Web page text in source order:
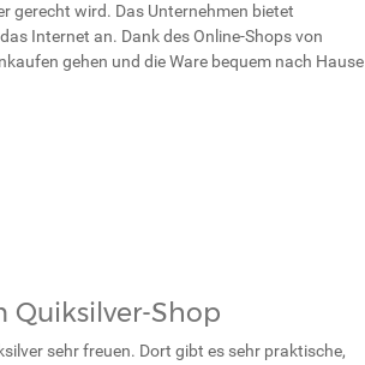
gerecht wird. Das Unternehmen bietet
Internet an. Dank des Online-Shops von
gehen und die Ware bequem nach Hause
Quiksilver-Shop
sehr freuen. Dort gibt es sehr praktische,